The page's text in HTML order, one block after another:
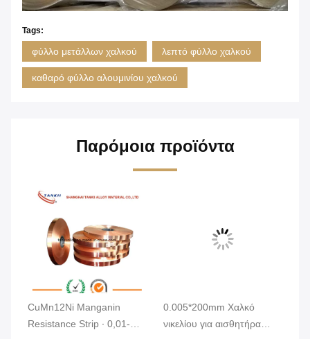
Tags:
φύλλο μετάλλων χαλκού λεπτό φύλλο χαλκού
καθαρό φύλλο αλουμινίου χαλκού
Παρόμοια προϊόντα
CuMn12Ni Manganin
Resistance Strip ∙ 0,01-
0.005*200mm Χαλκό
νικελίου για αισθητήρα